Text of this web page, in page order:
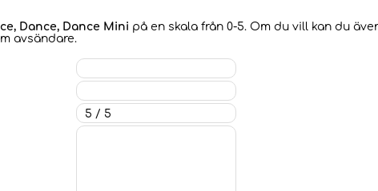
Dance, Dance Mini på en skala från 0-5. Om du vill kan du
avsändare.